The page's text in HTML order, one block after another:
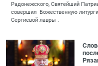
Радонежского, Святейший
совершил Божественную
Сергиевой лавры .